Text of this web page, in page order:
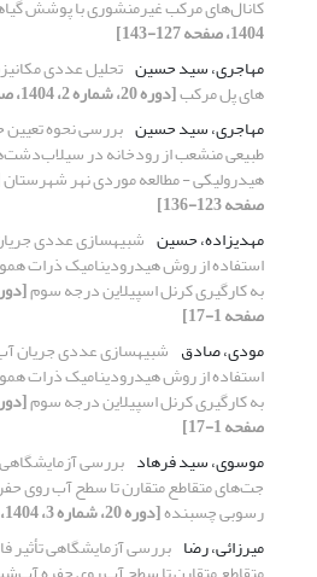
کانال‌های مرکب غیرمنشوری با پوشش
1404، صفحه 127-143]
مهاجری، سید حسین تحلیل عددی
های پل مرکب[دوره 20، شماره 2، 1404، صفحه 81-96]
مهاجری، سید حسین بررسی نحوه تعیین
طبیعی منشعب از رودخانه در
هیدرولیکی - مطالعه موردی نهر شهرستان
صفحه 123-136]
مهدیزاده، حسین شبیهسازی عددی
استفاده از روش هیدرودینامیک ذرات
به کارگیری کرنل اسپیلاین درجه سوم
صفحه 1-17]
مودی، صادق شبیهسازی عددی جریان آب
استفاده از روش هیدرودینامیک ذرات
به کارگیری کرنل اسپیلاین درجه سوم
صفحه 1-17]
موسوی، سید فرهاد بررسی
جت‌های متقاطع متقارن تا سطح آب روی
رسوبی چسبنده[دوره 20، شماره 3، 1404، صفحه 125-136]
میرزائی، رضا بررسی آزمایشگاهی